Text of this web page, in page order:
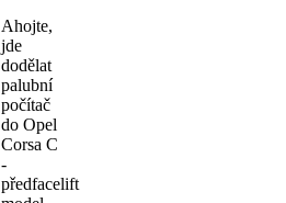
Ahojte,
jde
dodělat
palubní
počítač
do Opel
Corsa C
-
předfacelift